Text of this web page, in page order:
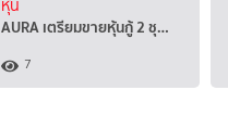
หุ้น
AURA เตรียมขายหุ้นกู้ 2 ชุ…
7